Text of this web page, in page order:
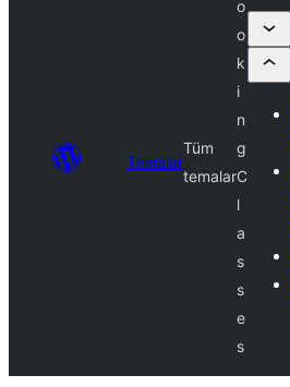
Temalar
Tüm
temalar
o
o
k
i
n
g
C
l
a
s
s
e
s